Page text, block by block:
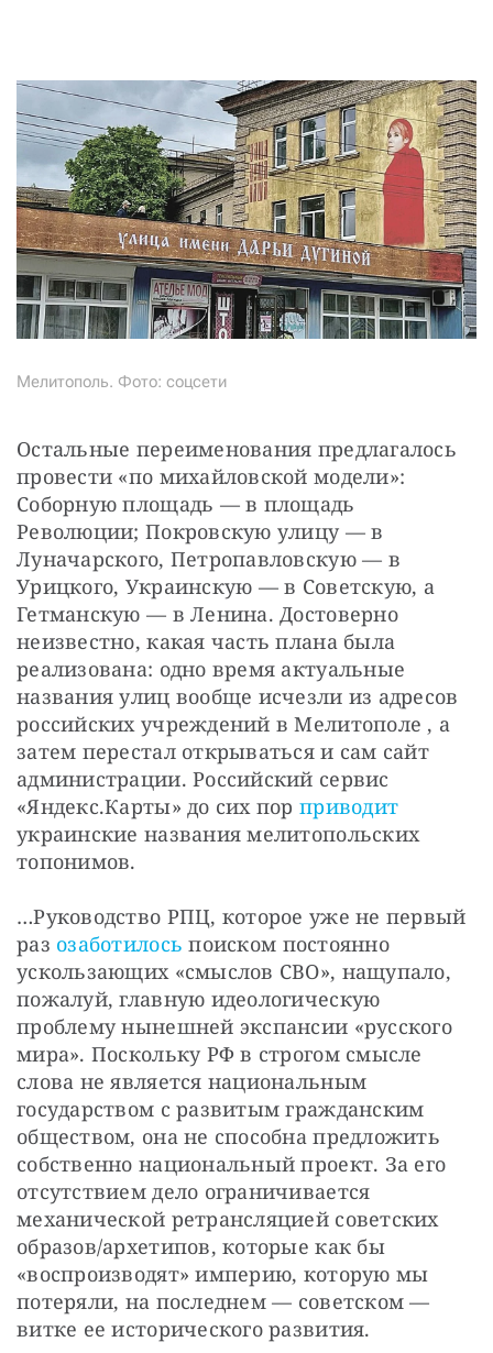
Мелитополь. Фото: соцсети
Остальные переименования предлагалось
провести «по михайловской модели»:
Соборную площадь — в площадь
Революции; Покровскую улицу — в
Луначарского, Петропавловскую — в
Урицкого, Украинскую — в Советскую, а
Гетманскую — в Ленина. Достоверно
неизвестно, какая часть плана была
реализована: одно время актуальные
названия улиц вообще исчезли из адресов
российских учреждений в Мелитополе , а
затем перестал открываться и сам сайт
администрации. Российский сервис
«Яндекс.Карты» до сих пор приводит
украинские названия мелитопольских
топонимов.
…Руководство РПЦ, которое уже не первый
раз озаботилось поиском постоянно
ускользающих «смыслов СВО», нащупало,
пожалуй, главную идеологическую
проблему нынешней экспансии «русского
мира». Поскольку РФ в строгом смысле
слова не является национальным
государством с развитым гражданским
обществом, она не способна предложить
собственно национальный проект. За его
отсутствием дело ограничивается
механической ретрансляцией советских
образов/архетипов, которые как бы
«воспроизводят» империю, которую мы
потеряли, на последнем — советском —
витке ее исторического развития.